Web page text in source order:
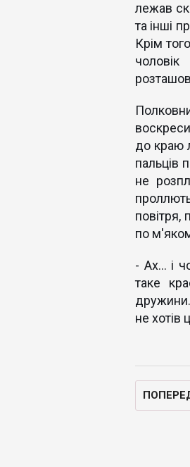
лежав
та інші
Крім
до краю
пальців
не
повітря,
по
- Ах... і
таке
дружини.
не хотів